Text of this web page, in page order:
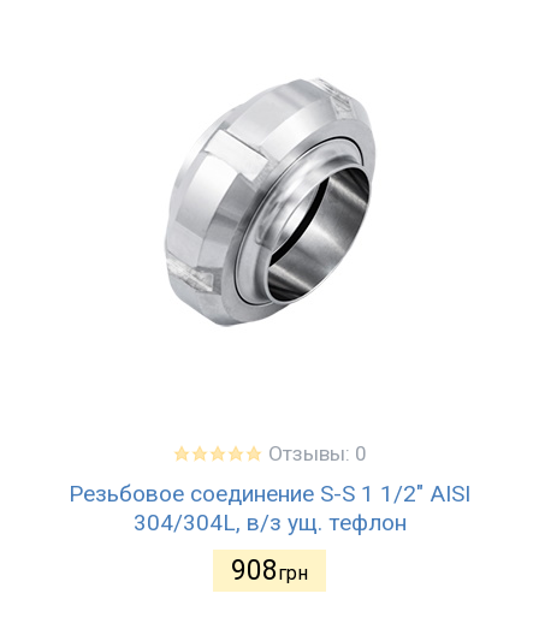
Отзывы: 0
Резьбовое соединение S-S 1 1/2" AISI
304/304L, в/з ущ. тефлон
908грн